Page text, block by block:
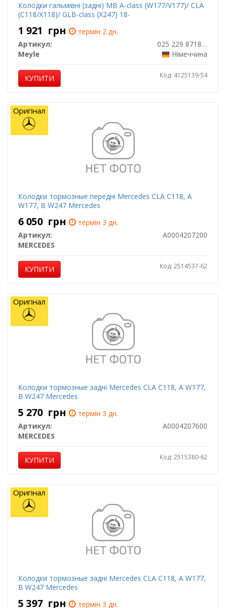
Колодки гальмівні (задні) MB A-class (W177/V177)/ CLA
(C118/X118)/ GLB-class (X247) 18-
1 921 грн
термін 2 дн.
Артикул:
025 229 8718/PD
Meyle
Німеччина
КУПИТИ Код: 4125139-54
Колодки тормозные передні Mercedes CLA C118, A
W177, B W247 Mercedes
6 050 грн
термін 3 дн.
Артикул:
A0004207200
MERCEDES
КУПИТИ Код: 2514537-62
Оригінал
Колодки тормозные задні Mercedes CLA C118, A W177,
B W247 Mercedes
5 270 грн
термін 3 дн.
Артикул:
A0004207600
MERCEDES
КУПИТИ Код: 2515380-62
Оригінал
Колодки тормозные задні Mercedes CLA C118, A W177,
B W247 Mercedes
5 397 грн термін 3 дн.
Оригінал